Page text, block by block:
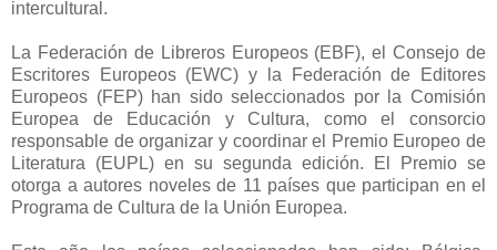
intercultural.
La Federación de Libreros Europeos (EBF), el Consejo de
Escritores Europeos (EWC) y la Federación de Editores
Europeos (FEP) han sido seleccionados por la Comisión
Europea de Educación y Cultura, como el consorcio
responsable de organizar y coordinar el Premio Europeo de
Literatura (EUPL) en su segunda edición. El Premio se
otorga a autores noveles de 11 países que participan en el
Programa de Cultura de la Unión Europea.